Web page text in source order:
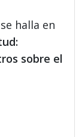
halla en
sobre el